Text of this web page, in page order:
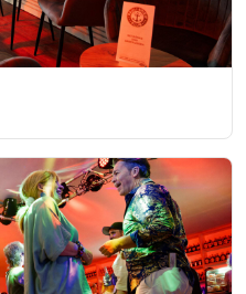
Skurillium, Lasertag,